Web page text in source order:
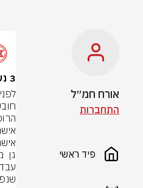
אורח חמ״ל
התחברות
פיד ראשי
3 נשים נורו ברמלה, בהן 1 במצב אנוש ו-2 באורח קשה